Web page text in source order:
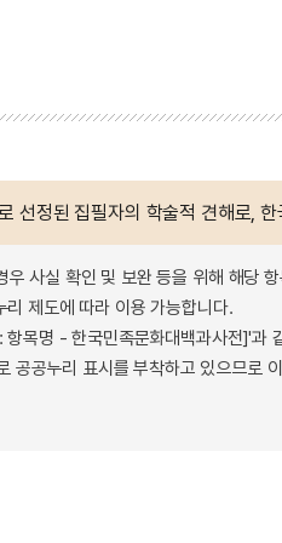
선정된 집필자의 학술적 견해로,
사실 확인 및 보완 등을 위해 해당
제도에 따라 이용 가능합니다.
목명 - 한국민족문화대백과사전]'과
공공누리 표시를 부착하고 있으므로